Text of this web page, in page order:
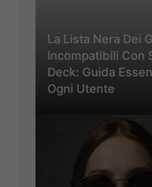
La Lista Nera Dei
Incompatibili Con
Deck: Guida
Ogni Utente